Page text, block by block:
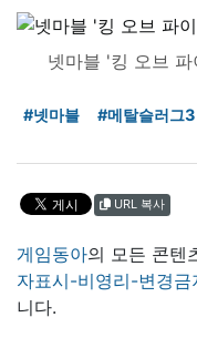
넷마블 '킹 오브
#넷마블 #메탈슬러그3
URL 복사
게임동아의 모든 콘텐
자표시-비영리-변경금
니다.